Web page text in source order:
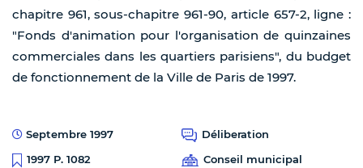
chapitre 961, sous-chapitre 961-90, article 657-2, ligne :
"Fonds d'animation pour l'organisation de quinzaines
commerciales dans les quartiers parisiens", du budget
de fonctionnement de la Ville de Paris de 1997.
Septembre 1997
Déliberation
1997 P. 1082
Conseil municipal